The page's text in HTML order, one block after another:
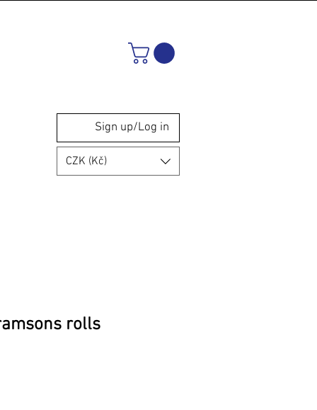
Sign up/Log in
CZK (Kč)
rolls